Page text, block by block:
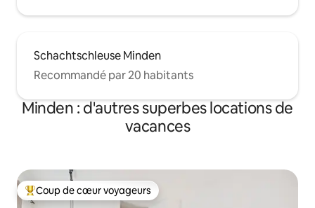
Schachtschleuse Minden
Recommandé par 20 habitants
Minden : d'autres superbes locations de
vacances
Coups de cœur voyageurs les plus appréciés
Coup de cœur voyageurs